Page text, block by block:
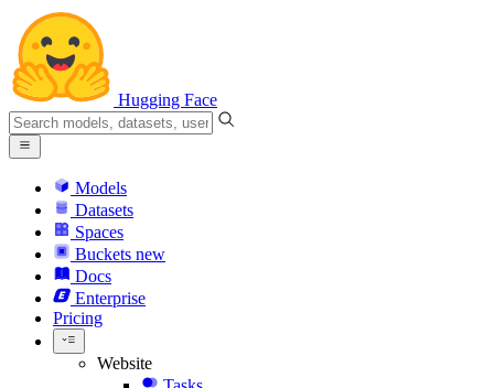
Hugging Face
Models
Datasets
Spaces
Buckets new
Docs
Enterprise
Pricing
Website